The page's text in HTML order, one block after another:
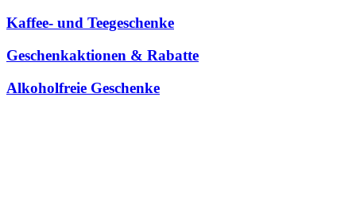
Kaffee- und Teegeschenke
Geschenkaktionen & Rabatte
Alkoholfreie Geschenke